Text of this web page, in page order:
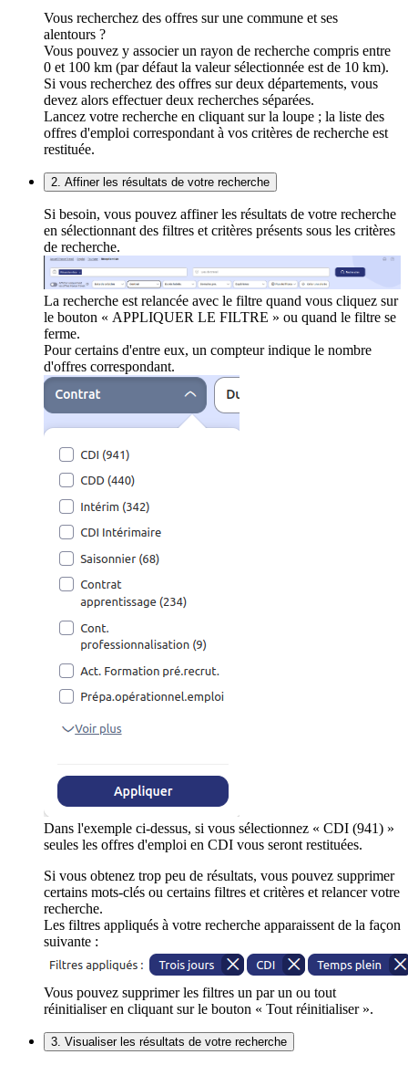
Vous recherchez des offres sur une commune et ses
alentours ?
Vous pouvez y associer un rayon de recherche compris entre
0 et 100 km (par défaut la valeur sélectionnée est de 10 km).
Si vous recherchez des offres sur deux départements, vous
devez alors effectuer deux recherches séparées.
Lancez votre recherche en cliquant sur la loupe ; la liste des
offres d'emploi correspondant à vos critères de recherche est
restituée.
2. Affiner les résultats de votre recherche
Si besoin, vous pouvez affiner les résultats de votre recherche
en sélectionnant des filtres et critères présents sous les critères
de recherche.
La recherche est relancée avec le filtre quand vous cliquez sur
le bouton « APPLIQUER LE FILTRE » ou quand le filtre se
ferme.
Pour certains d'entre eux, un compteur indique le nombre
d'offres correspondant.
Dans l'exemple ci-dessus, si vous sélectionnez « CDI (941) »
seules les offres d'emploi en CDI vous seront restituées.
Si vous obtenez trop peu de résultats, vous pouvez supprimer
certains mots-clés ou certains filtres et critères et relancer votre
recherche.
Les filtres appliqués à votre recherche apparaissent de la façon
suivante :
Vous pouvez supprimer les filtres un par un ou tout
réinitialiser en cliquant sur le bouton « Tout réinitialiser ».
3. Visualiser les résultats de votre recherche